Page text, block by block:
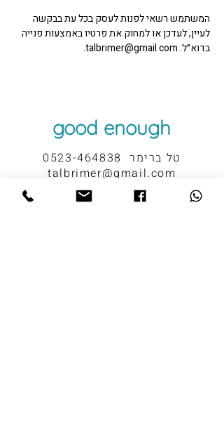
המשתמש רשאי לפנות לעסק בכל עת בבקשה
לעיין, לעדכן או למחוק את פרטיו באמצעות פנייה
בדוא״ל: talbrimer@gmail.com.
good enough
טל ברימר 0523-464838
talbrimer@gmail.com